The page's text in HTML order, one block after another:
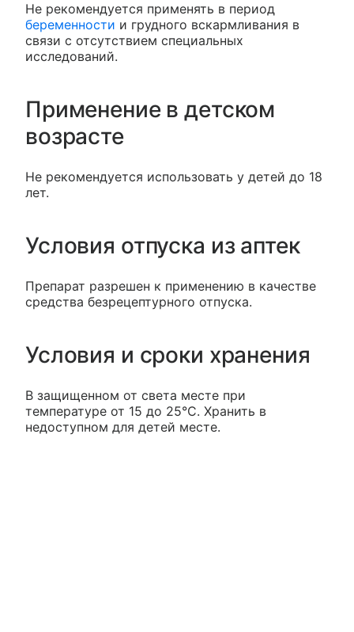
Не рекомендуется применять в период
беременности и грудного вскармливания в
связи с отсутствием специальных
исследований.
Применение в детском
возрасте
Не рекомендуется использовать у детей до 18
лет.
Условия отпуска из аптек
Препарат разрешен к применению в качестве
средства безрецептурного отпуска.
Условия и сроки хранения
В защищенном от света месте при
температуре от 15 до 25°С. Хранить в
недоступном для детей месте.